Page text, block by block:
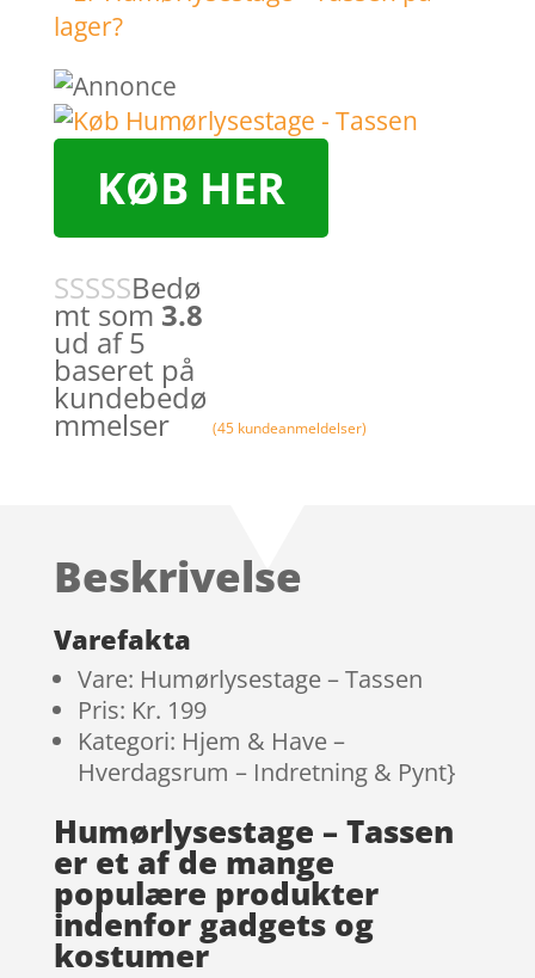
KØB HER
Bedø
mt som 3.8
ud af 5
baseret på
kundebedø
mmelser (45 kundeanmeldelser)
Beskrivelse
Varefakta
Vare: Humørlysestage – Tassen
Pris: Kr. 199
Kategori: Hjem & Have –
Hverdagsrum – Indretning & Pynt}
Humørlysestage – Tassen
er et af de mange
populære produkter
indenfor gadgets og
kostumer